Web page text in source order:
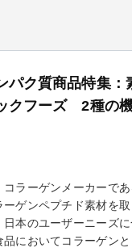
パク質商品特集：
クフーズ 2種の
ラーゲンメーカーであ
ゲンペプチド素材を取
本のユーザーニーズに
においてコラーゲンと